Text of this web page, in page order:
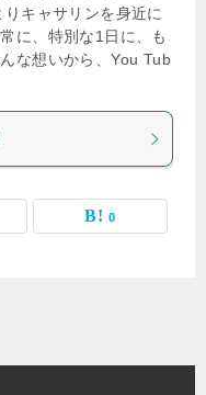
キャサリンを身近に
に、特別な1日に、も
な想いから、You Tub
0